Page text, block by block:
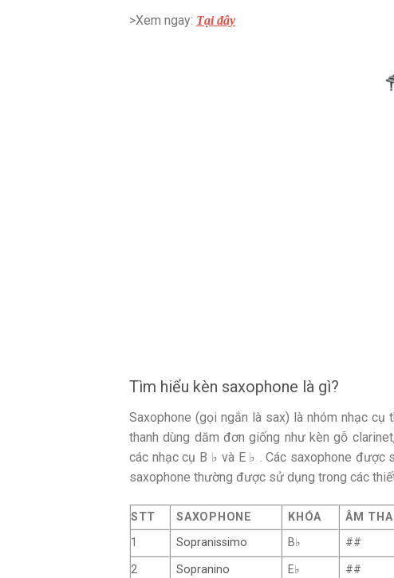
>Xem ngay: Tại đây
Tìm hiểu kèn saxophone là gì?
Saxophone (gọi ngắn là sax) là nhóm nhạc
thanh dùng dăm đơn giống như kèn gỗ
các nhạc cụ B ♭ và E ♭ . Các saxophone được
saxophone thường được sử dụng trong các
STT SAXOPHONE KHÓA ÂM
1
Sopranissimo B♭ ##
2
Sopranino E♭ ##